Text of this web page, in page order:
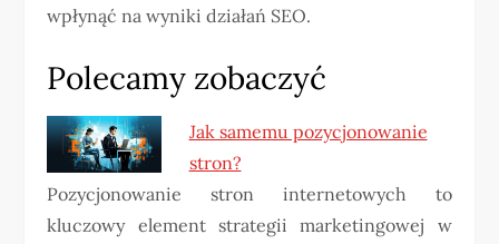
wpłynąć na wyniki działań SEO.
Polecamy zobaczyć
Jak samemu pozycjonowanie
stron?
Pozycjonowanie stron internetowych to
kluczowy element strategii marketingowej w